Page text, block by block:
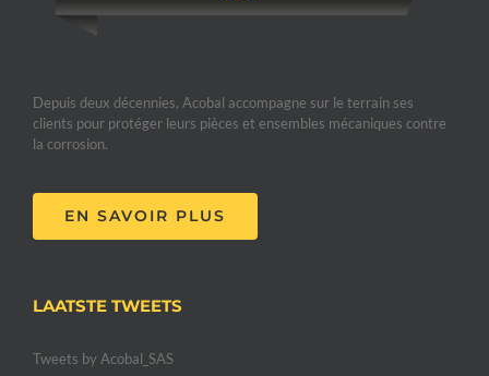
Depuis deux décennies, Acobal accompagne sur le terrain ses
clients pour protéger leurs pièces et ensembles mécaniques contre
la corrosion.
EN SAVOIR PLUS
LAATSTE TWEETS
Tweets by Acobal_SAS